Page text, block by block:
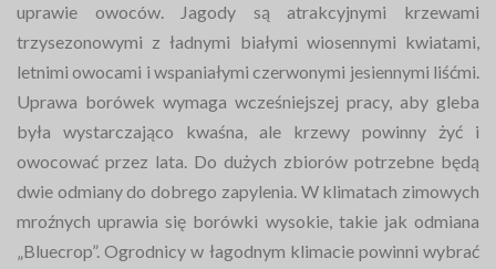
uprawie owoców. Jagody są atrakcyjnymi krzewami
trzysezonowymi z ładnymi białymi wiosennymi kwiatami,
letnimi owocami i wspaniałymi czerwonymi jesiennymi liśćmi.
Uprawa borówek wymaga wcześniejszej pracy, aby gleba
była wystarczająco kwaśna, ale krzewy powinny żyć i
owocować przez lata. Do dużych zbiorów potrzebne będą
dwie odmiany do dobrego zapylenia. W klimatach zimowych
mroźnych uprawia się borówki wysokie, takie jak odmiana
„Bluecrop”. Ogrodnicy w łagodnym klimacie powinni wybrać